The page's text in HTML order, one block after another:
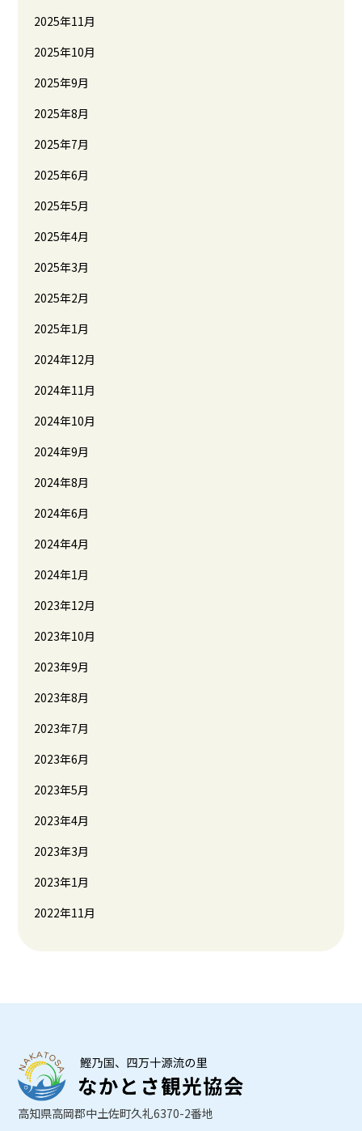
2025年11月
2025年10月
2025年9月
2025年8月
2025年7月
2025年6月
2025年5月
2025年4月
2025年3月
2025年2月
2025年1月
2024年12月
2024年11月
2024年10月
2024年9月
2024年8月
2024年6月
2024年4月
2024年1月
2023年12月
2023年10月
2023年9月
2023年8月
2023年7月
2023年6月
2023年5月
2023年4月
2023年3月
2023年1月
2022年11月
高知県高岡郡中土佐町久礼6370-2番地